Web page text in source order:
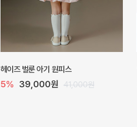
헤이즈 벌룬 아기 원피스
5% 39,000원 41,000원